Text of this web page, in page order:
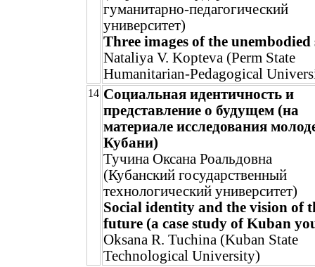
гуманитарно-педагогический
университет)
Three images of the unembodied
Nataliya V. Kopteva (Perm State
Humanitarian-Pedagogical
14 Социальная идентичность и
представление о будущем (на
материале исследования
Кубани)
Тучина Оксана Роальдовна
(Кубанский государственный
технологический университет)
Social identity and the vision of
future (a case study of Kuban
Oksana R. Tuchina (Kuban State
Technological University)